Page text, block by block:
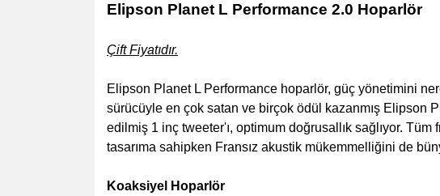
Elipson Planet L Performance 2.0 Hoparlör
Çift Fiyatıdır.
Elipson Planet L Performance hoparlör, güç yönetimini
sürücüyle en çok satan ve birçok ödül kazanmış Elipson
edilmiş 1 inç tweeter'ı, optimum doğrusallık sağlıyor.
tasarıma sahipken Fransız akustik mükemmelliğini de
Koaksiyel Hoparlör